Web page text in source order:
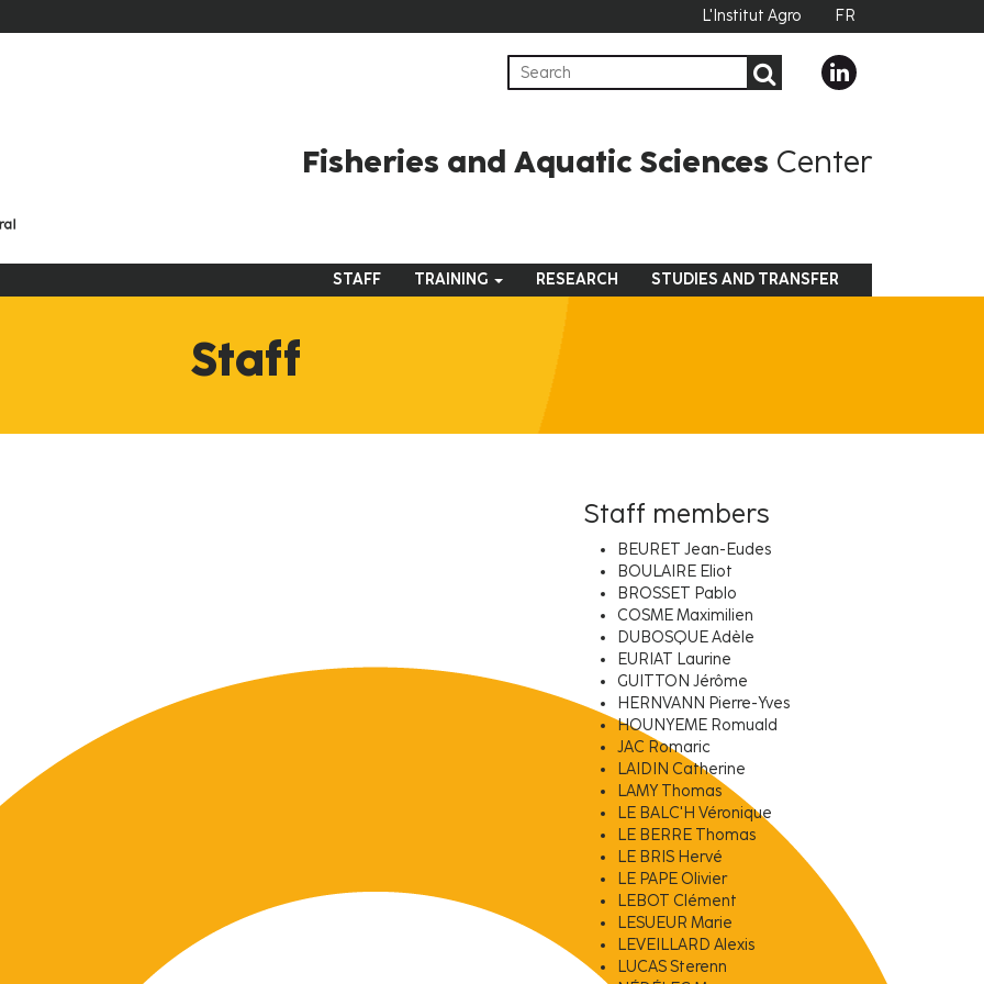
L'Institut Agro FR
Fisheries and Aquatic Sciences Center
Navigation
STAFF TRAINING RESEARCH STUDIES AND TRANSFER
Staff
Staff members
BEURET Jean-Eudes
BOULAIRE Eliot
BROSSET Pablo
COSME Maximilien
DUBOSQUE Adèle
EURIAT Laurine
GUITTON Jérôme
HERNVANN Pierre-Yves
HOUNYEME Romuald
JAC Romaric
LAIDIN Catherine
LAMY Thomas
LE BALC'H Véronique
LE BERRE Thomas
LE BRIS Hervé
LE PAPE Olivier
LEBOT Clément
LESUEUR Marie
LEVEILLARD Alexis
LUCAS Sterenn